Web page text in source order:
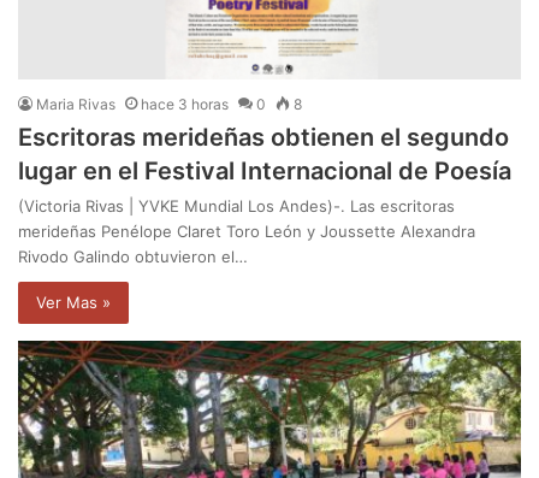
Maria Rivas hace 3 horas 0 8
Escritoras merideñas obtienen el segundo
lugar en el Festival Internacional de Poesía
(Victoria Rivas | YVKE Mundial Los Andes)-. Las escritoras
merideñas Penélope Claret Toro León y Joussette Alexandra
Rivodo Galindo obtuvieron el…
Ver Mas »